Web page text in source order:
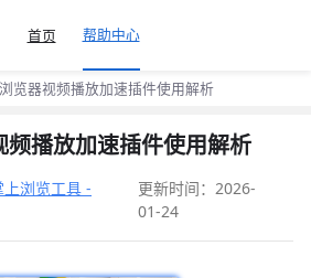
首页 帮助中心
览器视频播放加速插件使用解析
频播放加速插件使用解析
浏览工具 -
更新时间：2026-
01-24